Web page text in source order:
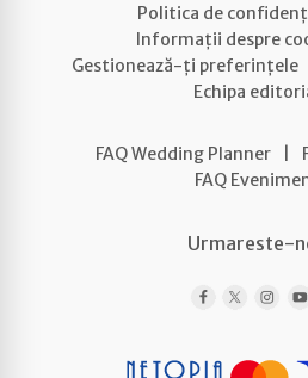
Politica de
Informații despre
Gestionează-ți preferințele
Echipa
FAQ Wedding Planner
FAQ
Urmareste-